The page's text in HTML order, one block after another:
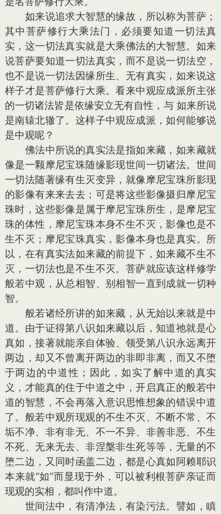
如来说追求大智慧的缘故，所以称为菩萨；
其中菩萨修行大乘法门，必须要知道一切法真
实，这一切法真实就是大乘佛法的大智慧。如来
说菩萨要知道一切法真实，而不是说一切法空，
也不是说一切法因缘所生、无有真实，如来说这
样子才是菩萨修行大乘。看来中观应成派所主张
的一切诸法皆是依缘安立无有自性，与 如来所说
是南辕北辙了。这样子中观应成派，如何能够说
是中观呢？
佛法中所说的真实法是指如来藏，如来藏就
像是一颗摩尼宝珠随缘影现世间一切诸法。世间
一切法随著缘有生灭变异，就像摩尼宝珠所影现
的影像有来来去去；可是将这些影像摄归摩尼宝
珠时，这些影像是属于摩尼宝珠所生，是摩尼宝
珠的体性，摩尼宝珠本身不生不灭，影像也是不
生不灭；摩尼宝珠真实，影像本身也是真实。所
以，在有真实法如来藏的前提下，如来藏不生不
灭，一切法也是不生不灭。菩萨就应该这样修学
般若中观，从总相智、别相智一直到成就一切种
智。
般若诸经所讲的如来藏，从无始以来就是中
道。由于证得第八识如来藏以后，知道祂就是心
真如，接著就能亲自体验、领受第八识永远离开
两边，却又不曾离开两边的非即非离，而又不堕
于两边的中道性；因此，如实了解中道的真实
义，才能真的住于中道之中，开启真正的般若中
道的智慧，不会再落入意识思惟想象的错误中道
了。般若中观所现观的不生不灭、不断不常、不
垢不净、非有非无、不一不异、非善非恶、不生
不死、无来无去、非涅槃非生死等等，无量的不
堕二边，又同时函盖二边，都是心真如阿赖耶识
本来就“如”而显现于外，可以被利根菩萨亲证而
现观的实相，都叫作中道。
世间法中，有清净法，有染污法。譬如，瞋